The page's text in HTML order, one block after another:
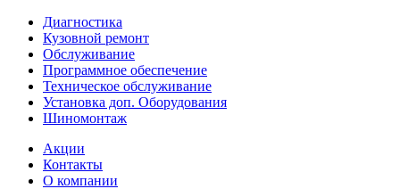
Диагностика
Кузовной ремонт
Обслуживание
Программное обеспечение
Техническое обслуживание
Установка доп. Оборудования
Шиномонтаж
Акции
Контакты
О компании